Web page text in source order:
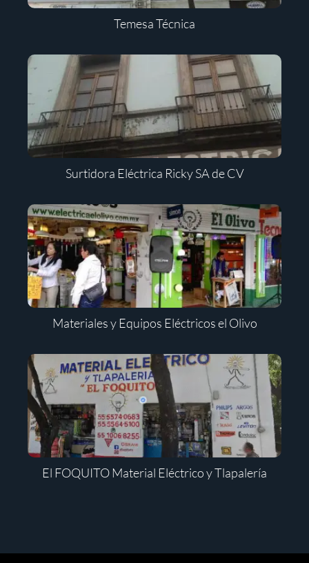
Temesa Técnica
Surtidora Eléctrica Ricky SA de CV
Materiales y Equipos Eléctricos el Olivo
El FOQUITO Material Eléctrico y Tlapalería